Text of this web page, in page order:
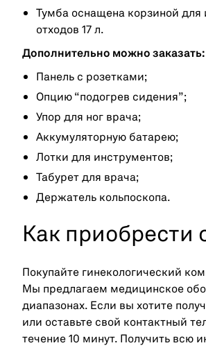
Тумба оснащена корзиной
отходов 17 л.
Дополнительно можно заказать:
Панель с розетками;
Опцию “подогрев сидения”;
Упор для ног врача;
Аккумуляторную батарею;
Лотки для инструментов;
Табурет для врача;
Держатель кольпоскопа.
Как приобрести
Покупайте гинекологический
Мы предлагаем медицинское
диапазонах. Если вы хотите
или оставьте свой контактный
течение 10 минут. Получить